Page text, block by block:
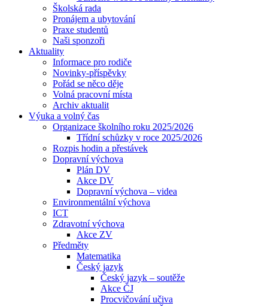
Školská rada
Pronájem a ubytování
Praxe studentů
Naši sponzoři
Aktuality
Informace pro rodiče
Novinky-příspěvky
Pořád se něco děje
Volná pracovní místa
Archiv aktualit
Výuka a volný čas
Organizace školního roku 2025/2026
Třídní schůzky v roce 2025/2026
Rozpis hodin a přestávek
Dopravní výchova
Plán DV
Akce DV
Dopravní výchova – videa
Environmentální výchova
ICT
Zdravotní výchova
Akce ZV
Předměty
Matematika
Český jazyk
Český jazyk – soutěže
Akce ČJ
Procvičování učiva